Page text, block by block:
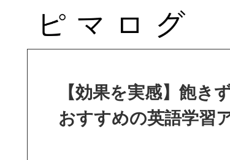
【効果を実感】飽き
おすすめの英語学習